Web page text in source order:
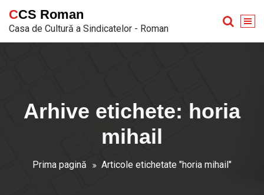
conținut
CCS Roman
Casa de Cultură a Sindicatelor - Roman
Arhive etichete: horia
mihail
Prima pagină Articole etichetate "horia mihail"